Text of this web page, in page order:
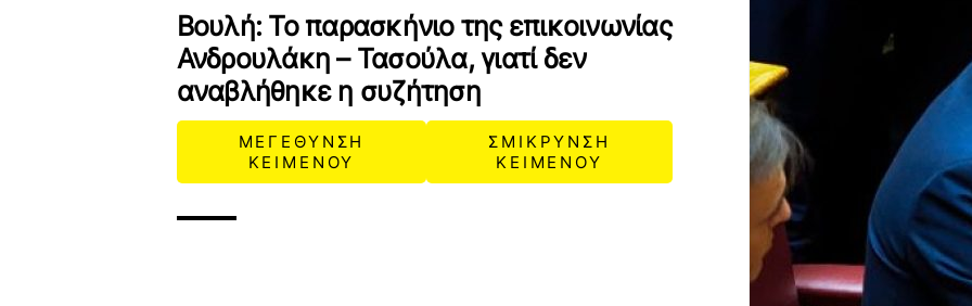
Βουλή: Το παρασκήνιο της επικοινωνίας
Ανδρουλάκη – Τασούλα, γιατί δεν
αναβλήθηκε η συζήτηση
ΜΕΓΕΘΥΝΣΗ
ΚΕΙΜΕΝΟΥ
ΣΜΙΚΡΥΝΣΗ
ΚΕΙΜΕΝΟΥ